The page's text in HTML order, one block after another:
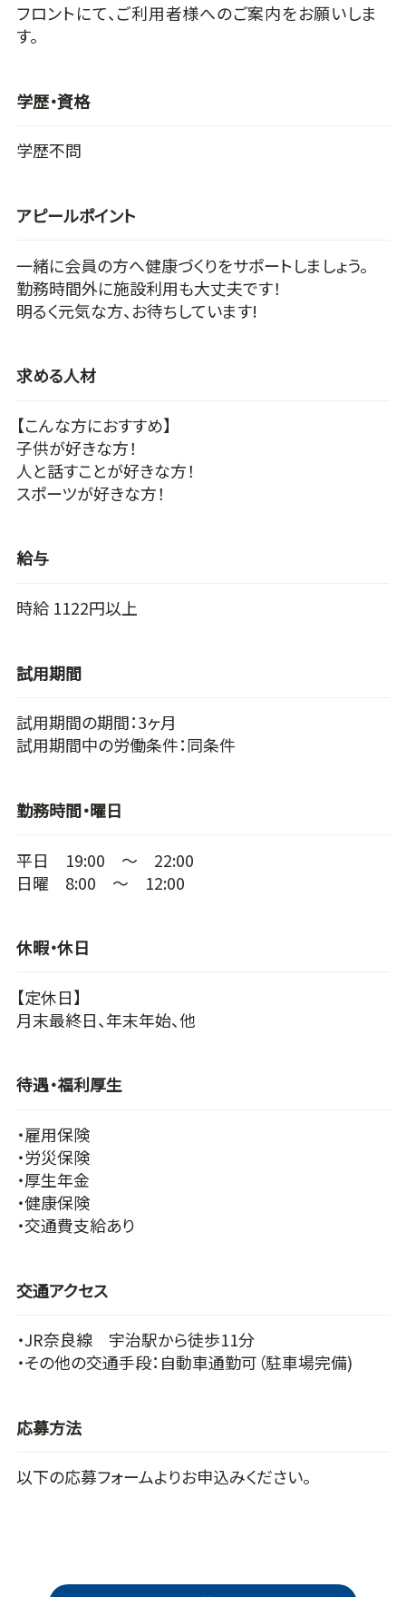
フロントにて、ご利用者様へのご案内をお願いしま
す。
学歴・資格
学歴不問
アピールポイント
一緒に会員の方へ健康づくりをサポートしましょう。
勤務時間外に施設利用も大丈夫です！
明るく元気な方、お待ちしています!
求める人材
【こんな方におすすめ】
子供が好きな方！
人と話すことが好きな方！
スポーツが好きな方！
給与
時給 1122円以上
試用期間
試用期間の期間：3ヶ月
試用期間中の労働条件：同条件
勤務時間・曜日
平日 19:00 ～ 22:00
日曜 8:00 ～ 12:00
休暇・休日
【定休日】
月末最終日、年末年始、他
待遇・福利厚生
・雇用保険
・労災保険
・厚生年金
・健康保険
・交通費支給あり
交通アクセス
・JR奈良線 宇治駅から徒歩11分
・その他の交通手段：自動車通勤可（駐車場完備)
応募方法
以下の応募フォームよりお申込みください。